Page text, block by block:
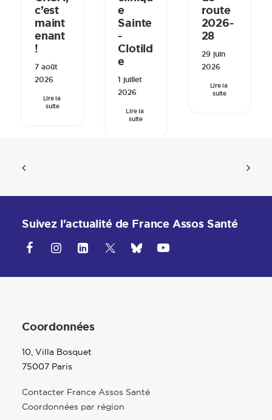
c’est
maint
enant
!
7 août
2026
Lire la
suite
e
Sainte
-
Clotild
e
1 juillet
2026
Lire la
suite
route
2026-
28
29 juin
2026
Lire la
suite
Suivez l'actualité de France Assos Santé
Coordonnées
10, Villa Bosquet
75007 Paris
Contacter France Assos Santé
Coordonnées par région